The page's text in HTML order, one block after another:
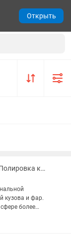
Химчистка салона. Полировка кузова и фар
кузова и фар.
более
Открыть